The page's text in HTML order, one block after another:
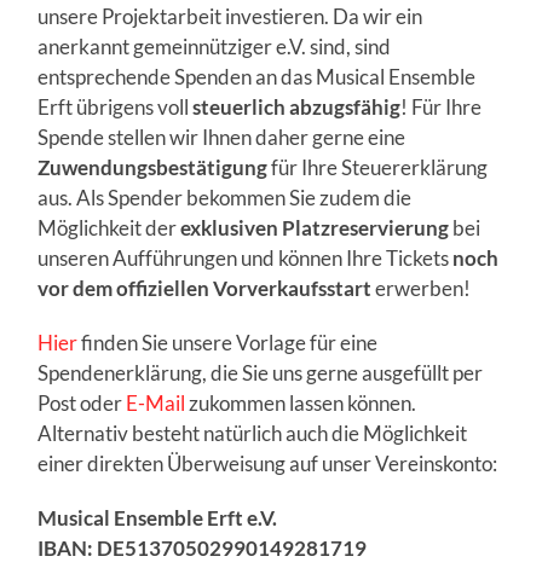
unsere Projektarbeit investieren. Da wir ein
anerkannt gemeinnütziger e.V. sind, sind
entsprechende Spenden an das Musical Ensemble
Erft übrigens vollsteuerlich abzugsfähig! Für Ihre
Spende stellen wir Ihnen daher gerne eine
Zuwendungsbestätigungfür Ihre Steuererklärung
aus. Als Spender bekommen Sie zudem die
Möglichkeit derexklusiven Platzreservierungbei
unseren Aufführungen und können Ihre Ticketsnoch
vor dem offiziellen Vorverkaufsstarterwerben!
Hierfinden Sie unsere Vorlage für eine
Spendenerklärung, die Sie uns gerne ausgefüllt per
Post oderE-Mailzukommen lassen können.
Alternativ besteht natürlich auch die Möglichkeit
einer direkten Überweisung auf unser Vereinskonto:
Musical Ensemble Erft e.V.
IBAN: DE51370502990149281719